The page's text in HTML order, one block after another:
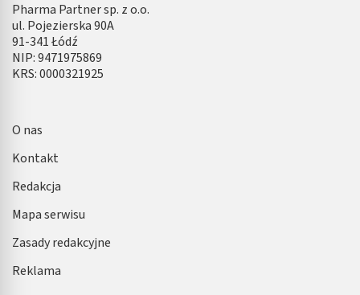
Pharma Partner sp. z o.o.
ul. Pojezierska 90A
91-341 Łódź
NIP: 9471975869
KRS: 0000321925
O nas
Kontakt
Redakcja
Mapa serwisu
Zasady redakcyjne
Reklama